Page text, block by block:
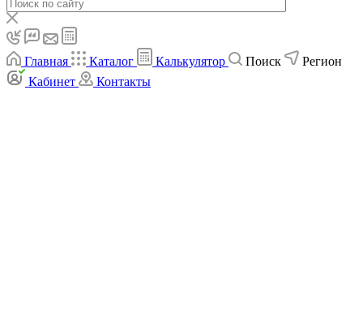
Главная Каталог Калькулятор Поиск
Регион
Кабинет
Контакты